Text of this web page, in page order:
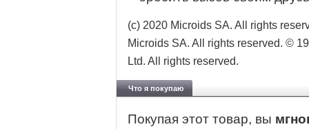
(c) 2020 Microids SA. All rights
Microids SA. All rights reserved. ©
Ltd. All rights reserved.
Что я покупаю
Покупая этот товар, вы